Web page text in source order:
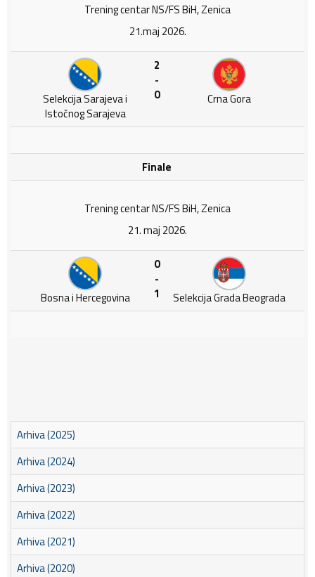
Trening centar NS/FS BiH, Zenica
21.maj 2026.
Selekcija Sarajeva i
Istočnog Sarajeva
2
-
0
Crna Gora
Finale
Trening centar NS/FS BiH, Zenica
21. maj 2026.
Bosna i Hercegovina
0
-
1
Selekcija Grada Beograda
Arhiva (2025)
Arhiva (2024)
Arhiva (2023)
Arhiva (2022)
Arhiva (2021)
Arhiva (2020)